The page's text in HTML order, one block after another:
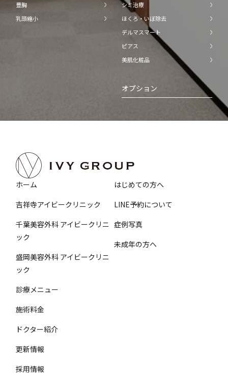
豊胸
乳頭縮小
シミ治療
ほくろ・いぼ除去
デルマスマート
ピアス
美肌化粧品
オプション
ホーム
吉祥寺アイビークリニック
千葉美容外科 アイビークリニ
ック
盛岡美容外科 アイビークリニ
ック
診療メニュー
施術料金
ドクター紹介
はじめての方へ
LINE予約について
症例写真
未成年の方へ
更新情報
採用情報